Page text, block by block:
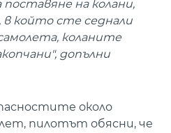
поставяне на колани,
който сте седнали
коланите
допълни
около
пилотът обясни, че